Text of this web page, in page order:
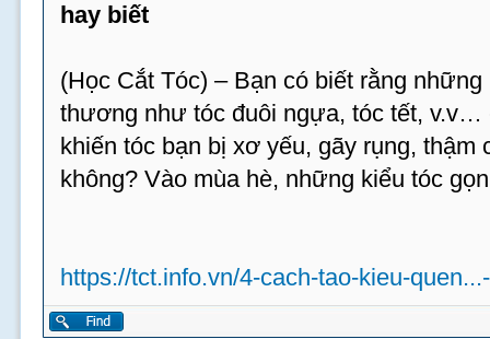
hay biết
(Học Cắt Tóc) – Bạn có biết rằng
thương như tóc đuôi ngựa, tóc tết, v.v…
khiến tóc bạn bị xơ yếu, gãy rụng, thậm
không? Vào mùa hè, những kiểu tóc
https://tct.info.vn/4-cach-tao-kieu-